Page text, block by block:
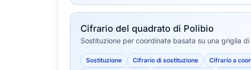
Cifrario del quadrato di Polibio
Sostituzione per coordinate basata su una griglia
Sostituzione Cifrario di sostituzione
Cifrario a